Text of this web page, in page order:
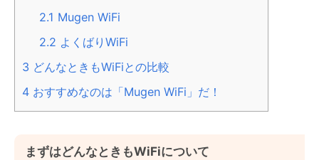
2.1 Mugen WiFi
2.2 よくばりWiFi
3 どんなときもWiFiとの比較
4 おすすめなのは「Mugen WiFi」だ！
まずはどんなときもWiFiについて